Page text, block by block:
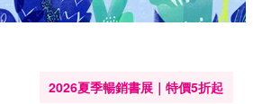
2026夏季暢銷書展｜特價5折起